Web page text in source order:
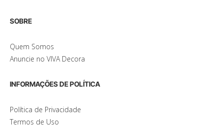
SOBRE
Quem Somos
Anuncie no VIVA Decora
INFORMAÇÕES DE POLÍTICA
Política de Privacidade
Termos de Uso